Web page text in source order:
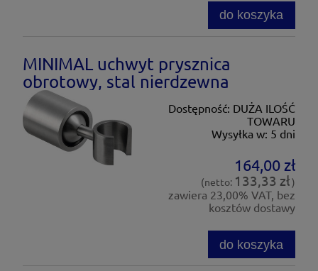
do koszyka
MINIMAL uchwyt prysznica
obrotowy, stal nierdzewna
Dostępność: DUŻA ILOŚĆ
TOWARU
Wysyłka w: 5 dni
164,00 zł
(netto: 133,33 zł)
zawiera 23,00% VAT, bez
kosztów dostawy
do koszyka